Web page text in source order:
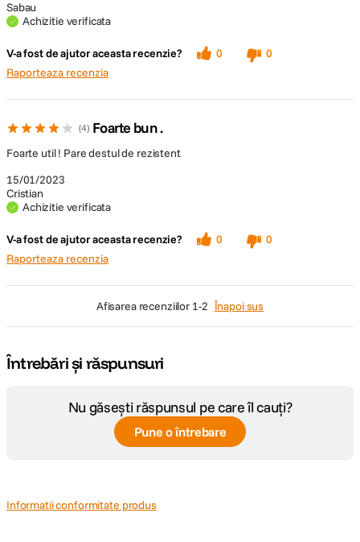
Sabau
Achizitie verificata
V-a fost de ajutor aceasta recenzie? 0
0
Raporteaza recenzia
4 Foarte bun .
15/01/2023
Cristian
Achizitie verificata
Foarte util ! Pare destul de rezistent
V-a fost de ajutor aceasta recenzie? 0
0
Raporteaza recenzia
afisarea recenziilor 1-2 Înapoi sus
Întrebări și răspunsuri
Nu găsești răspunsul pe care îl cauți?
Pune o întrebare
Informatii conformitate produs